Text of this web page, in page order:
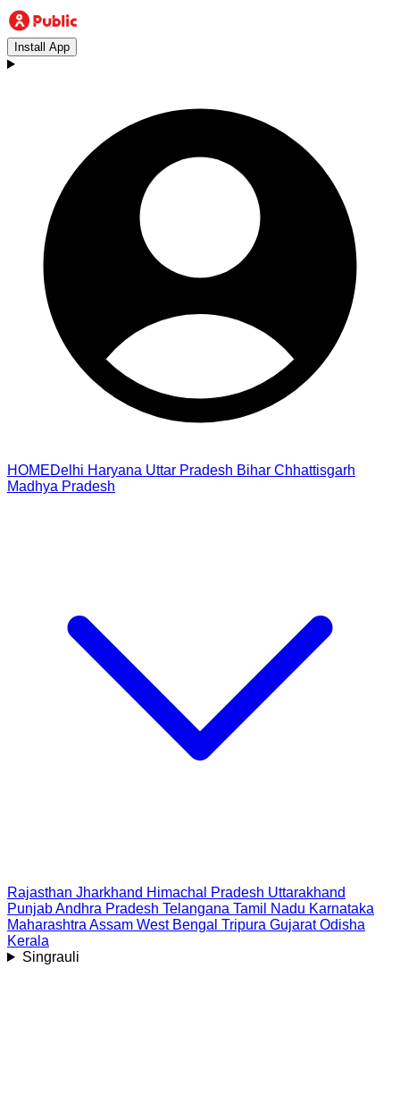
Install App
HOMEDelhi Haryana Uttar Pradesh Bihar Chhattisgarh
Madhya Pradesh
Rajasthan Jharkhand Himachal Pradesh Uttarakhand
PunjabAndhra Pradesh Telangana Tamil Nadu Karnataka
Maharashtra Assam West Bengal Tripura Gujarat Odisha
Kerala
Singrauli